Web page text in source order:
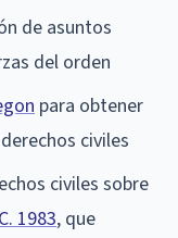
de asuntos
del orden
para obtener
civiles
civiles sobre
1983, que